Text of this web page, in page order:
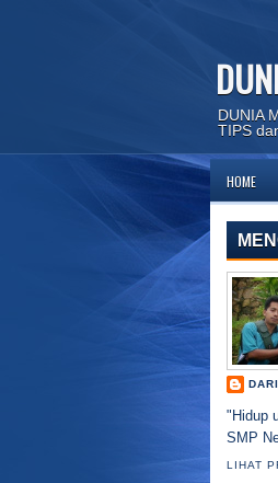
DUNIA
TIPS
HOME
"Hidup
SMP
LIHAT
bantuan silahkan